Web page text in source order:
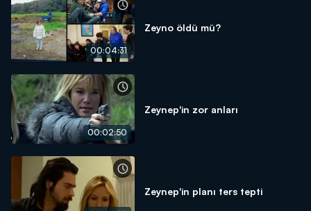
00:04:31
Zeyno öldü mü?
00:02:50
Zeynep'in zor anları
Zeynep'in planı ters tepti